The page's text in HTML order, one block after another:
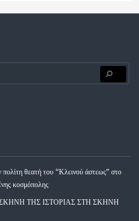
πολίτη θεατή του “Κλεινού άστεως” στο
κοσμόπολης
ΤΗΣ ΙΣΤΟΡΙΑΣ ΣΤΗ ΣΚΗΝΗ